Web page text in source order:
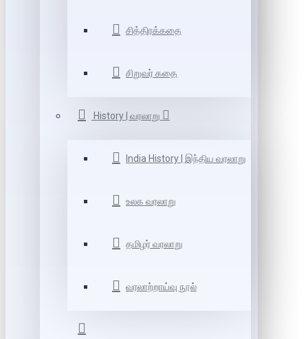
சித்திரக்கதை
சிறுவர் கதை
History | வரலாறு
India History | இந்திய வரலாறு
உலக வரலாறு
தமிழர் வரலாறு
வரலாற்றாய்வு நூல்